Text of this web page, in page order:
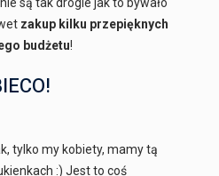
zakup kilku przepięknych
budżetu!
tylko my kobiety, mamy tą
:) Jest to coś